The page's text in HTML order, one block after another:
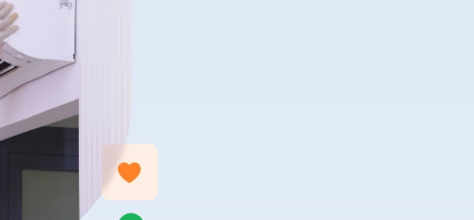
bCare - 환자 케어
bBeauty